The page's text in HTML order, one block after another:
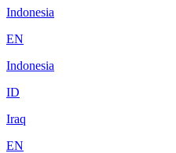
Indonesia
EN
Indonesia
ID
Iraq
EN